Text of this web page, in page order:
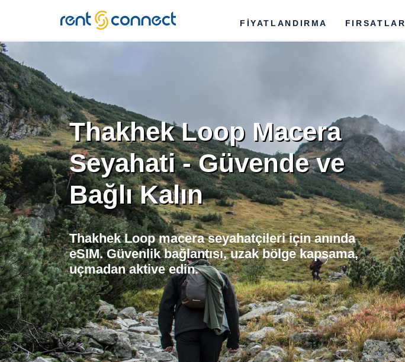
RENT'N
CONNECT
FİYATLANDIRMA FIRSATLAR
Thakhek Loop Macera
Seyahati - Güvende ve
Bağlı Kalın
Thakhek Loop macera seyahatçileri için anında
eSIM. Güvenlik bağlantısı, uzak bölge kapsama,
uçmadan aktive edin.